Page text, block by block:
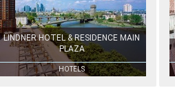
LINDNER HOTEL & RESIDENCE MAIN
PLAZA
HOTELS